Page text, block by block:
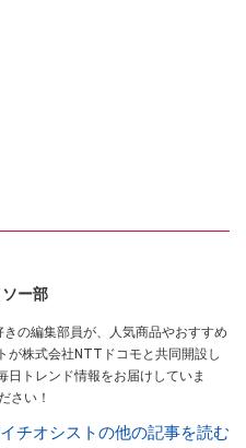
ー部
きの編集部員が、人気商品やおすすめ
が株式会社NTTドコモと共同開設し
日トレンド情報をお届けしていま
さい！
チオシストの他の記事を読む